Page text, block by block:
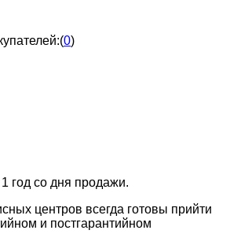
(0)
год со дня продажи.
центров всегда готовы прийти
и постгарантийном